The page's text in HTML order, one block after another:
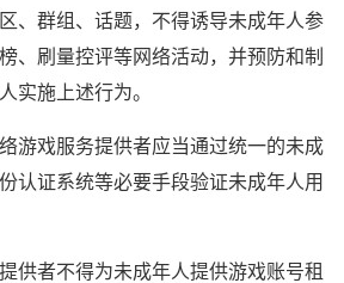
、群组、话题，不得诱导未成年人参
、刷量控评等网络活动，并预防和制
实施上述行为。
戏服务提供者应当通过统一的未成
认证系统等必要手段验证未成年人用
供者不得为未成年人提供游戏账号租